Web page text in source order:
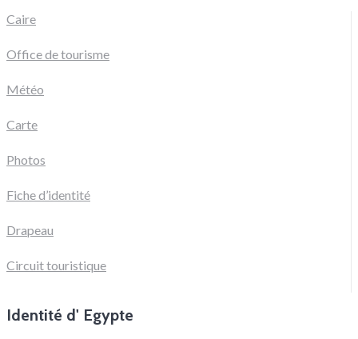
Caire
Office de tourisme
Météo
Carte
Photos
Fiche d’identité
Drapeau
Circuit touristique
Identité d' Egypte